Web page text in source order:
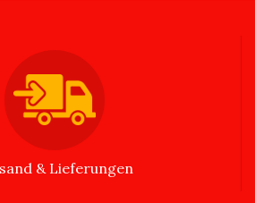
& Lieferungen